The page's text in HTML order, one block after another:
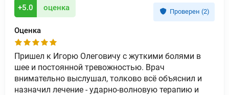
+5.0 оценка Проверен (2)
Оценка
Пришел к Игорю Олеговичу с жуткими болями в
шее и постоянной тревожностью. Врач
внимательно выслушал, толково всё объяснил и
назначил лечение - ударно-волновую терапию и